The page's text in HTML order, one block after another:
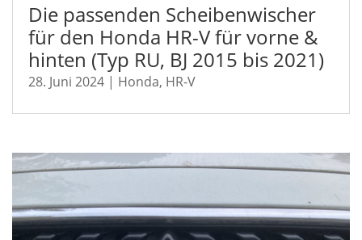
Die passenden Scheibenwischer
für den Honda HR-V für vorne &
hinten (Typ RU, BJ 2015 bis 2021)
28. Juni 2024 | Honda, HR-V